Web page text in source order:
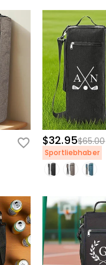
$32.95$65.00
Sportliebhaber